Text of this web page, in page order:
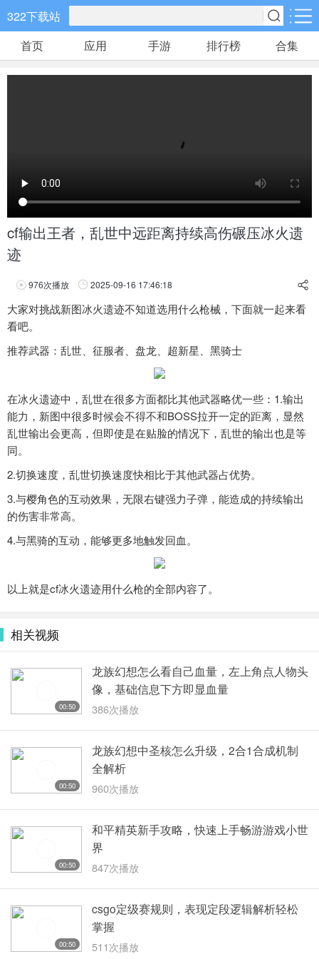
322下载站
手游分类 应用分类
策略塔防
60款手游
体育竞速
26款手游
冒险解谜
26款手游
首页 应用 手游 排行榜 合集
cf输出王者，乱世中远距离持续高伤碾压冰火遗
迹
976次播放
2025-09-16 17:46:18
大家对挑战新图冰火遗迹不知道选用什么枪械，下面就一起来看
看吧。
推荐武器：乱世、征服者、盘龙、超新星、黑骑士
在冰火遗迹中，乱世在很多方面都比其他武器略优一些：1.输出
能力，新图中很多时候会不得不和BOSS拉开一定的距离，显然
乱世输出会更高，但即使是在贴脸的情况下，乱世的输出也是等
同。
2.切换速度，乱世切换速度快相比于其他武器占优势。
3.与樱角色的互动效果，无限右键强力子弹，能造成的持续输出
的伤害非常高。
4.与黑骑的互动，能够更多地触发回血。
以上就是cf冰火遗迹用什么枪的全部内容了。
相关视频
00:50
龙族幻想怎么看自己血量，左上角点人物头
像，基础信息下方即显血量
386次播放
00:50
龙族幻想中圣核怎么升级，2合1合成机制
全解析
960次播放
00:50
和平精英新手攻略，快速上手畅游游戏小世
界
847次播放
00:50
csgo定级赛规则，表现定段逻辑解析轻松
掌握
511次播放